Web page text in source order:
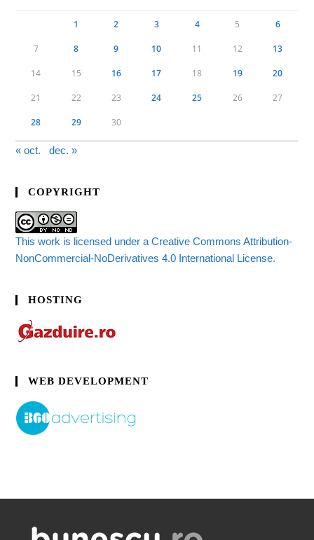
1 2 3 4 5 6
7 8 9 10 11 12 13
14 15 16 17 18 19 20
21 22 23 24 25 26 27
28 29 30
« oct. dec. »
COPYRIGHT
This work is licensed under a Creative Commons Attribution-
NonCommercial-NoDerivatives 4.0 International License.
HOSTING
WEB DEVELOPMENT